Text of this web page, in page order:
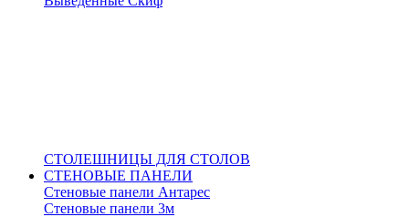
СТОЛЕШНИЦЫ ДЛЯ СТОЛОВ
СТЕНОВЫЕ ПАНЕЛИ
Стеновые панели Антарес
Стеновые панели 3м